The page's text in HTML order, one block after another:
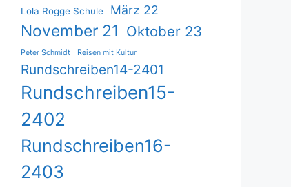
Lola Rogge Schule März 22
November 21 Oktober 23
Peter Schmidt Reisen mit Kultur
Rundschreiben14-2401
Rundschreiben15-
2402
Rundschreiben16-
2403